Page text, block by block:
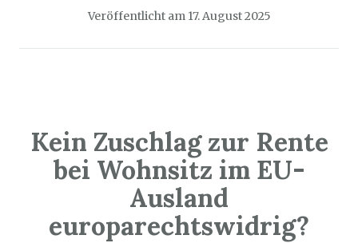
Veröffentlicht am 17. August 2025
Kein Zuschlag zur Rente
bei Wohnsitz im EU-
Ausland
europarechtswidrig?